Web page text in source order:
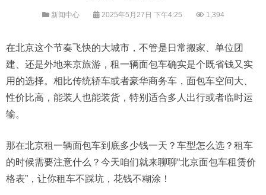
新闻中心 2025年5月27日 下午4:25 1,394
在北京这个节奏飞快的大城市，不管是日常搬家、单位团
建、还是外地来京旅游，租一辆面包车确实是个既省钱又实
用的选择。相比传统轿车或者豪华商务车，面包车空间大、
性价比高，能装人也能装货，特别适合多人出行或者临时运
输。
那在北京租一辆面包车到底多少钱一天？车型怎么选？租车
的时候需要注意什么？今天咱们就来聊聊“北京面包车租赁价
格表”，让你租车不踩坑，花钱不糊涂！